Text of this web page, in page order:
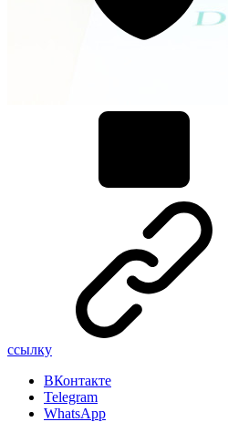
ссылку
ВКонтакте
Telegram
WhatsApp